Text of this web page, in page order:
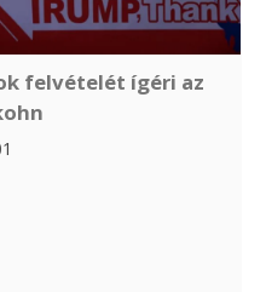
felvételét ígéri az